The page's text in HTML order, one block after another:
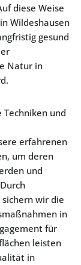
diese Weise
Wildeshausen
gesund
Natur in
und
erfahrenen
um deren
und
wir die
in
für
leisten
in